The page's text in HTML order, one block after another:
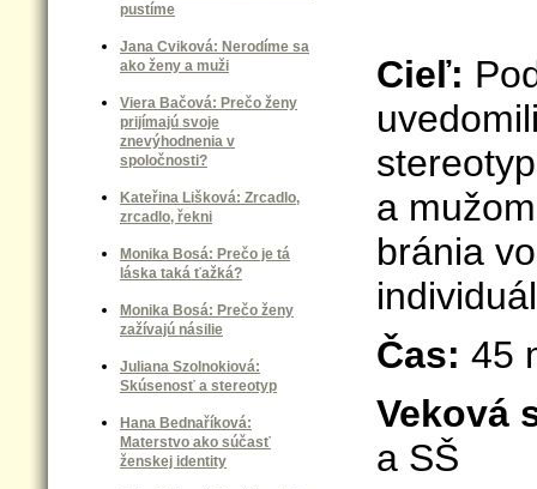
pustíme
Jana Cviková: Nerodíme sa
ako ženy a muži
Viera Bačová: Prečo ženy
prijímajú svoje
znevýhodnenia v
spoločnosti?
Kateřina Lišková: Zrcadlo,
zrcadlo, řekni
Monika Bosá: Prečo je tá
láska taká ťažká?
Monika Bosá: Prečo ženy
zažívajú násilie
Juliana Szolnokiová:
Skúsenosť a stereotyp
Hana Bednaříková:
Materstvo ako súčasť
ženskej identity
Cieľ:
a
bránia
Čas: 45
Veková
a SŠ